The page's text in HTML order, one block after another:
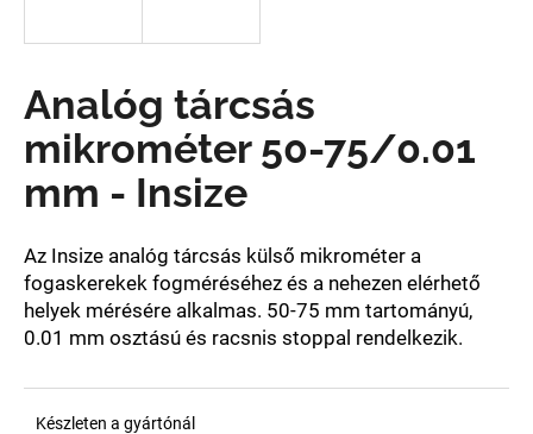
Analóg tárcsás
mikrométer 50-75/0.01
mm - Insize
Az Insize analóg tárcsás külső mikrométer a
fogaskerekek fogméréséhez és a nehezen elérhető
helyek mérésére alkalmas. 50-75 mm tartományú,
0.01 mm osztású és racsnis stoppal rendelkezik.
Készleten a gyártónál
j
á
n
j
k